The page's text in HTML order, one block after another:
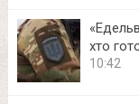
хто
10:42